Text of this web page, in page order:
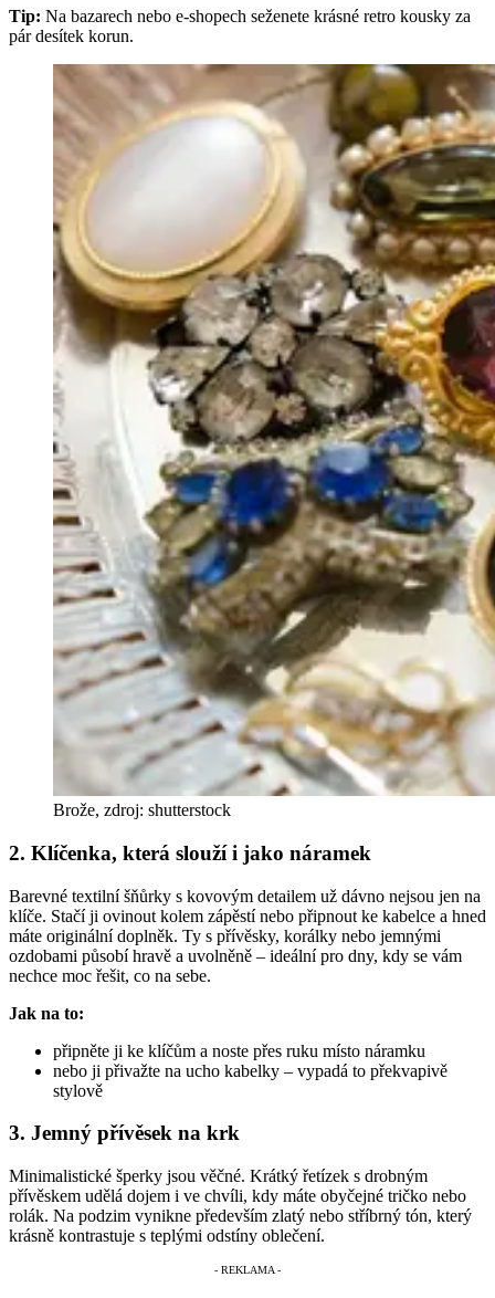
Tip: Na bazarech nebo e-shopech seženete krásné retro kousky za
pár desítek korun.
Brože, zdroj: shutterstock
2. Klíčenka, která slouží i jako náramek
Barevné textilní šňůrky s kovovým detailem už dávno nejsou jen na
klíče. Stačí ji ovinout kolem zápěstí nebo připnout ke kabelce a hned
máte originální doplněk. Ty s přívěsky, korálky nebo jemnými
ozdobami působí hravě a uvolněně – ideální pro dny, kdy se vám
nechce moc řešit, co na sebe.
Jak na to:
připněte ji ke klíčům a noste přes ruku místo náramku
nebo ji přivažte na ucho kabelky – vypadá to překvapivě
stylově
3. Jemný přívěsek na krk
Minimalistické šperky jsou věčné. Krátký řetízek s drobným
přívěskem udělá dojem i ve chvíli, kdy máte obyčejné tričko nebo
rolák. Na podzim vynikne především zlatý nebo stříbrný tón, který
krásně kontrastuje s teplými odstíny oblečení.